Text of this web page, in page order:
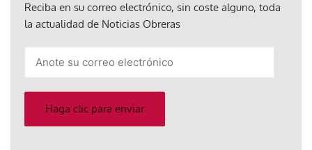
Reciba en su correo electrónico, sin coste alguno, toda
la actualidad de Noticias Obreras
electrónico
Haga clic para enviar